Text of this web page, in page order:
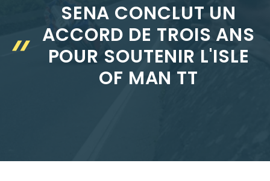
SENA CONCLUT UN
ACCORD DE TROIS ANS
POUR SOUTENIR L'ISLE
OF MAN TT